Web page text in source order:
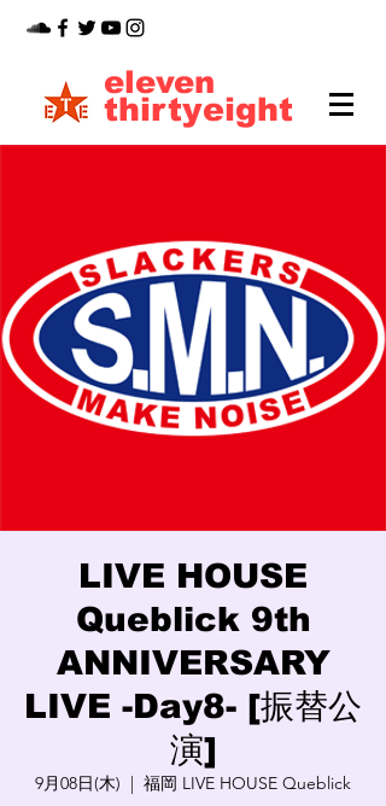
thirtyeight
eleven
LIVE HOUSE
Queblick 9th
ANNIVERSARY
LIVE -Day8- [振替公
演]
9月08日(木)
  |
福岡 LIVE HOUSE Queblick